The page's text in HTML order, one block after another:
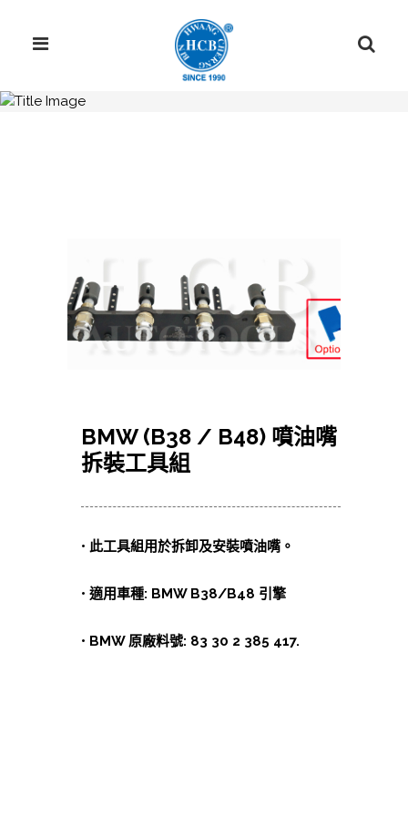
BMW (B38 / B48) 噴油嘴
拆裝工具組
• 此工具組用於拆卸及安裝噴油嘴。
• 適用車種: BMW B38/B48 引擎
• BMW 原廠料號: 83 30 2 385 417.